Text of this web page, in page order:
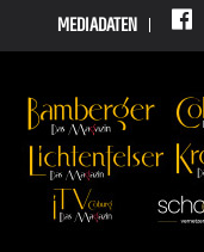
MEDIADATEN